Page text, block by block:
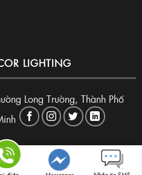
LIGHTING
Long Trường, Thành Phố
trang trí 355 Decor